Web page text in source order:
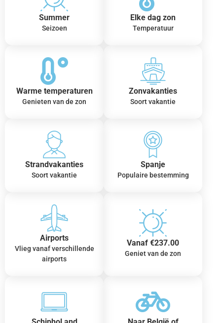
Summer
Seizoen
Elke dag zon
Temperatuur
Warme temperaturen
Genieten van de zon
Zonvakanties
Soort vakantie
Strandvakanties
Soort vakantie
Spanje
Populaire bestemming
Airports
Vlieg vanaf verschillende
airports
Vanaf €237.00
Geniet van de zon